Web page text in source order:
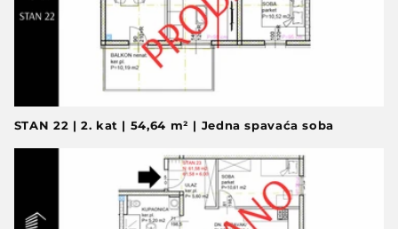
STAN 22 | 2. kat | 54,64 m² | Jedna spavaća soba